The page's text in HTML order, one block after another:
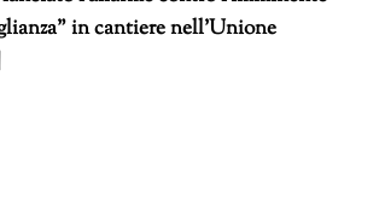
in cantiere nell’Unione